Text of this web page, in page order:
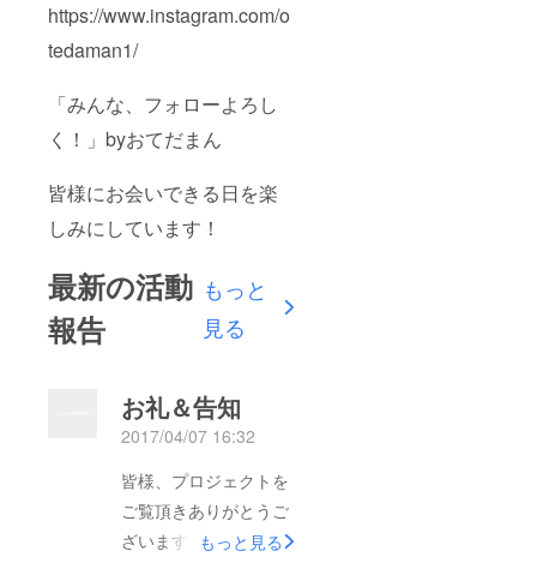
https://www.instagram.com/o
tedaman1/
「みんな、フォローよろし
く！」byおてだまん
皆様にお会いできる日を楽
しみにしています！
最新の活動
報告
もっと
見る
お礼＆告知
2017/04/07 16:32
皆様、プロジェクトを
ご覧頂きありがとうご
ざいます。そしてパト
もっと見る